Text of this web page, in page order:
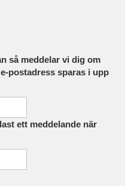
så meddelar vi dig om
postadress sparas i upp
ett meddelande när